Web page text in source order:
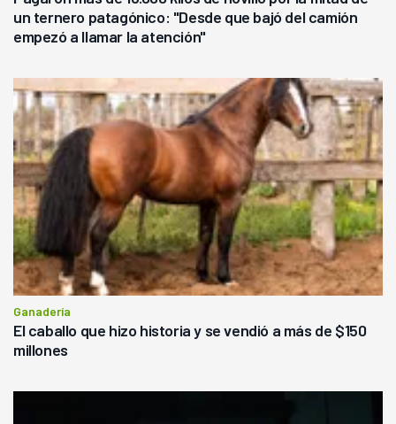
un ternero patagónico: "Desde que bajó del camión
empezó a llamar la atención"
Ganadería
El caballo que hizo historia y se vendió a más de $150
millones